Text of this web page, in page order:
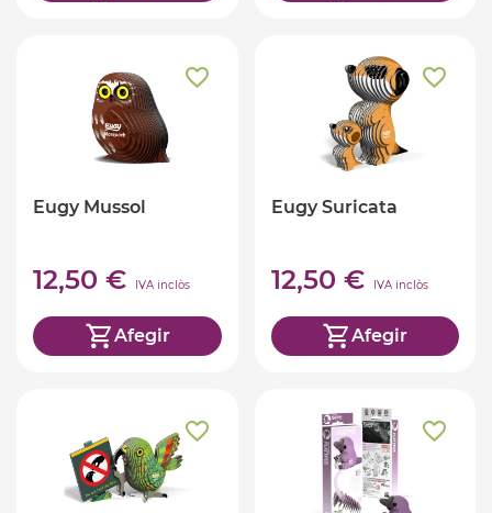
Eugy Mussol
12,50 € IVA inclòs
Afegir
Eugy Suricata
12,50 € IVA inclòs
Afegir